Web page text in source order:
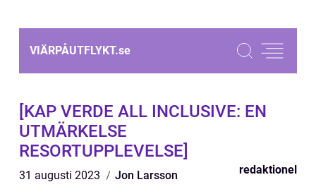
VIÄRPÅUTFLYKT.se
[KAP VERDE ALL INCLUSIVE: EN
UTMÄRKELSE
RESORTUPPLEVELSE]
31 augusti 2023 Jon Larsson redaktionel